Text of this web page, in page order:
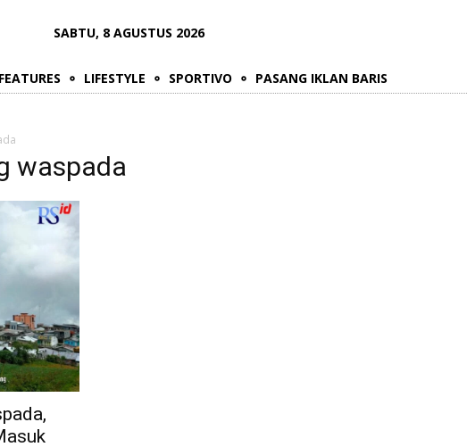
SABTU, 8 AGUSTUS 2026
FEATURES LIFESTYLE SPORTIVO PASANG IKLAN BARIS
waspada